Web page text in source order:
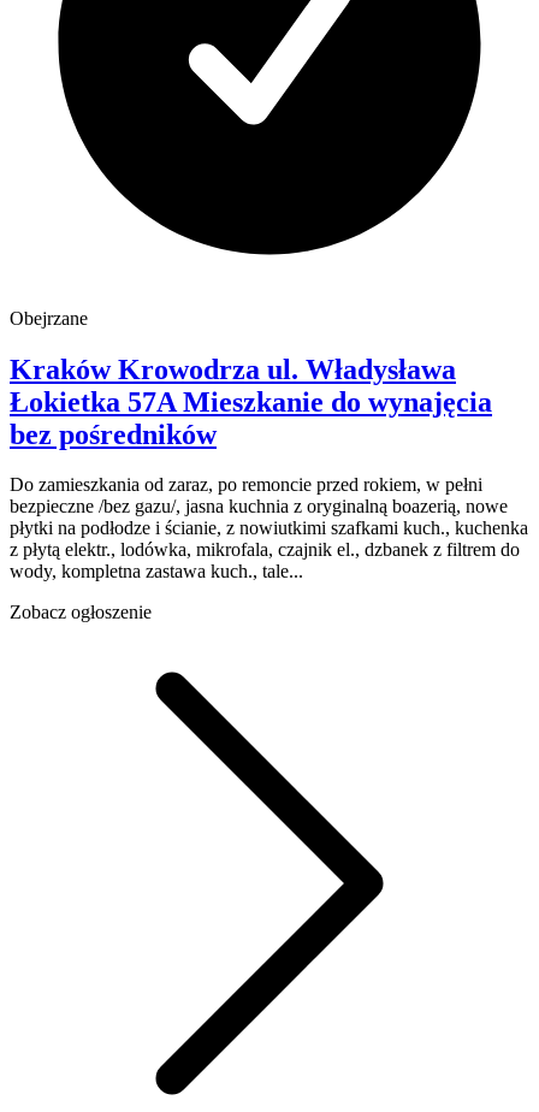
Obejrzane
Kraków Krowodrza ul. Władysława
Łokietka 57A Mieszkanie do wynajęcia
bez pośredników
Do zamieszkania od zaraz, po remoncie przed rokiem, w pełni
bezpieczne /bez gazu/, jasna kuchnia z oryginalną boazerią, nowe
płytki na podłodze i ścianie, z nowiutkimi szafkami kuch., kuchenka
z płytą elektr., lodówka, mikrofala, czajnik el., dzbanek z filtrem do
wody, kompletna zastawa kuch., tale...
Zobacz ogłoszenie